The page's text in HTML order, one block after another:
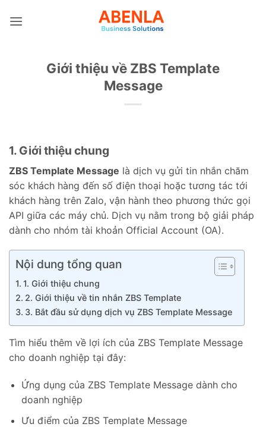
qua
Giới thiệu về ZBS Template
Message
1. Giới thiệu chung
ZBS Template Message là dịch vụ gửi tin nhắn chăm
sóc khách hàng đến số điện thoại hoặc tương tác tới
khách hàng trên Zalo, vận hành theo phương thức gọi
API giữa các máy chủ. Dịch vụ nằm trong bộ giải pháp
dành cho nhóm tài khoản Official Account (OA).
Nội dung tổng quan
1. Giới thiệu chung
2. Giới thiệu về tin nhắn ZBS Template
3. Bắt đầu sử dụng dịch vụ ZBS Template Message
Tìm hiểu thêm về lợi ích của ZBS Template Message
cho doanh nghiệp tại đây:
Ứng dụng của ZBS Template Message dành cho
doanh nghiệp
Ưu điểm của ZBS Template Message